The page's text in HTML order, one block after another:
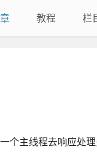
教程 栏
主线程去响应处